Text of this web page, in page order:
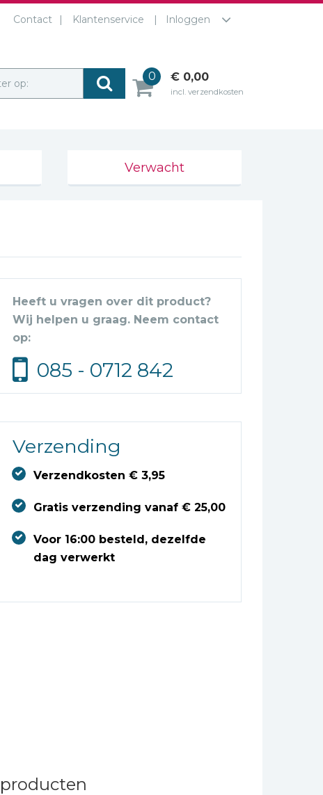
Contact Klantenservice Inloggen
op:
0 € 0,00
incl. verzendkosten
Verwacht
Heeft u vragen over dit product?
Wij helpen u graag. Neem contact
op:
085 - 0712 842
Verzending
Verzendkosten € 3,95
Gratis verzending vanaf € 25,00
Voor 16:00 besteld, dezelfde
dag verwerkt